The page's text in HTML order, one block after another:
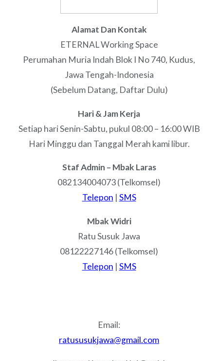
Alamat Dan Kontak
ETERNAL Working Space
Perumahan Muria Indah Blok I No 740, Kudus,
Jawa Tengah-Indonesia
(Sebelum Datang, Daftar Dulu)
Hari & Jam Kerja
Setiap hari Senin-Sabtu, pukul 08:00 – 16:00 WIB
Hari Minggu dan Tanggal Merah kami libur.
Staf Admin – Mbak Laras
082134004073 (Telkomsel)
Telepon | SMS
Mbak Widri
Ratu Susuk Jawa
08122227146 (Telkomsel)
Telepon | SMS
Email:
ratususukjawa@gmail.com